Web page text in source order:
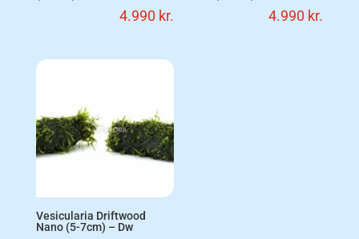
4.990 kr. 4.990 kr.
Vesicularia Driftwood
Nano (5-7cm) – Dw